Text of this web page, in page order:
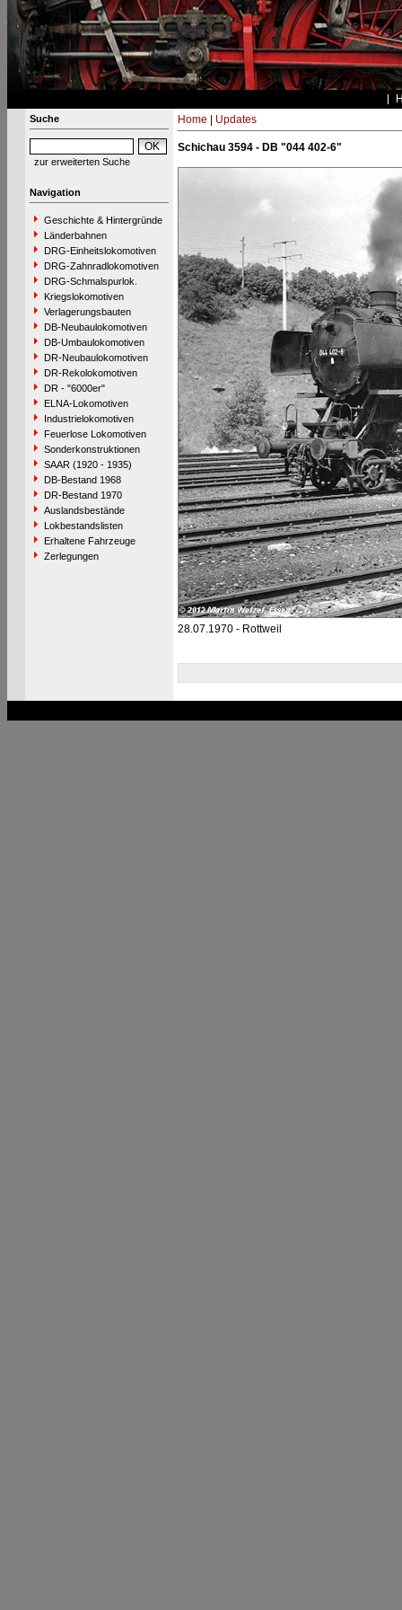
Suche
zur erweiterten Suche
Navigation
Geschichte & Hintergründe
Länderbahnen
DRG-Einheitslokomotiven
DRG-Zahnradlokomotiven
DRG-Schmalspurlok.
Kriegslokomotiven
Verlagerungsbauten
DB-Neubaulokomotiven
DB-Umbaulokomotiven
DR-Neubaulokomotiven
DR-Rekolokomotiven
DR - "6000er"
ELNA-Lokomotiven
Industrielokomotiven
Feuerlose Lokomotiven
Sonderkonstruktionen
SAAR (1920 - 1935)
DB-Bestand 1968
DR-Bestand 1970
Auslandsbestände
Lokbestandslisten
Erhaltene Fahrzeuge
Zerlegungen
Home Updates
Schichau 3594 - DB "044 402-6"
28.07.1970 - Rottweil